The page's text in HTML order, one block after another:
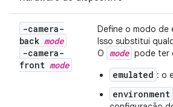
-camera-
back mode
-camera-
front mode
Define o modo de
Isso substitui
O mode pode ter
emulated : o
environment